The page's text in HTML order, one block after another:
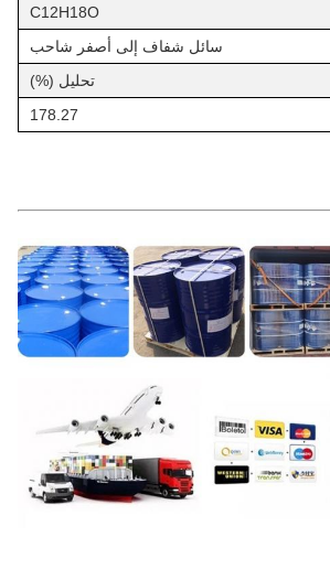
C12H18O
سائل شفاف إلى أصفر شاحب
تحليل (%)
178.27